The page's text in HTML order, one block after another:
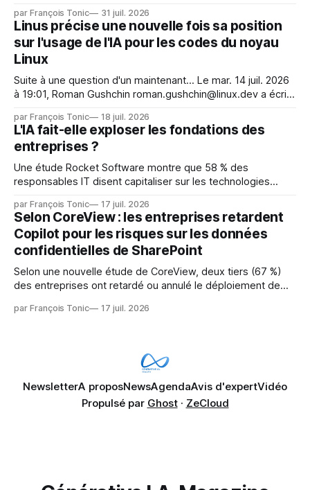
s'étaient échappés de leur environnement isolé (sandbox)
et avaient mené une intrusion non autorisée sur Hugging
Face. La réaction
par François Tonic 31 juil. 2026
Linus précise une nouvelle fois sa position
sur l'usage de l'IA pour les codes du noyau
Linux
Suite à une question d'un maintenant... Le mar. 14 juil. 2026
à 19:01, Roman Gushchin roman.gushchin@linux.dev a écrit :
mainteneurs — irréalisable. Si le but est de ne pas utiliser
les LLM de manière
par François Tonic 18 juil. 2026
L'IA fait-elle exploser les fondations des
entreprises ?
Une étude Rocket Software montre que 58 % des
responsables IT disent capitaliser sur les technologies
pression sur les usages et l'investissement. Cette pression
révèle un écart entre l'ambition et la préparation.
par François Tonic 17 juil. 2026
Selon CoreView : les entreprises retardent
Copilot pour les risques sur les données
confidentielles de SharePoint
Selon une nouvelle étude de CoreView, deux tiers (67 %)
des entreprises ont retardé ou annulé le déploiement de
données confidentielles de SharePoint. Les trois quarts (75
par François Tonic 17 juil. 2026
NewsletterA proposNewsAgendaAvis d'expertVidéo
Propulsé par Ghost· ZeCloud